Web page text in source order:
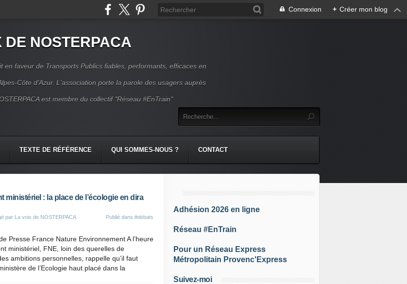
Connexion + Créer mon blog
DE NOSTERPACA
en faveur de Transports Publics fiables, performants, efficaces en
Côte d'Azur. L'association porte la parole des usagers auprès
est membre du collectif "Réseau #EnTrain"
TEXTE DE RÉFÉRENCE QUI SOMMES-NOUS ? CONTACT
ministériel : la place de l’écologie en dira
par La voix de NOSTERPACA Publié dans #débats
Presse France Nature Environnement A l’heure
ministériel, FNE, loin des querelles de
ambitions personnelles, rappelle qu’il faut
de l’Ecologie haut placé dans la
Adhésion 2026 en ligne
Réseau #EnTrain
Pour un Réseau Express
Métropolitain Provenc'Express
Suivez-moi